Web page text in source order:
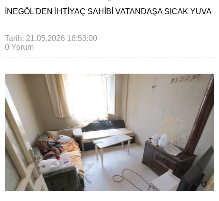
İNEGÖL'DEN IHTIYAÇ SAHIBI VATANDAŞA SICAK YUVA
Tarih: 21.05.2026 16:53:00
0 Yorum